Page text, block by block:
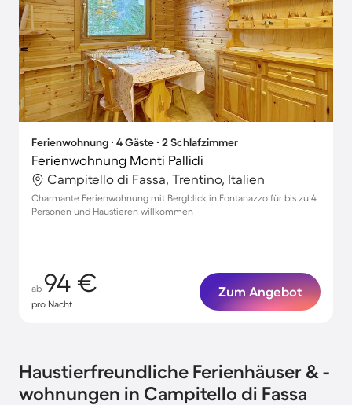
Ferienwohnung ∙ 4 Gäste ∙ 2 Schlafzimmer
Ferienwohnung Monti Pallidi
Campitello di Fassa, Trentino, Italien
Charmante Ferienwohnung mit Bergblick in Fontanazzo für bis zu 4
Personen und Haustieren willkommen
ab 94 €
pro Nacht
Zum Angebot
Haustierfreundliche Ferienhäuser & -
wohnungen in Campitello di Fassa